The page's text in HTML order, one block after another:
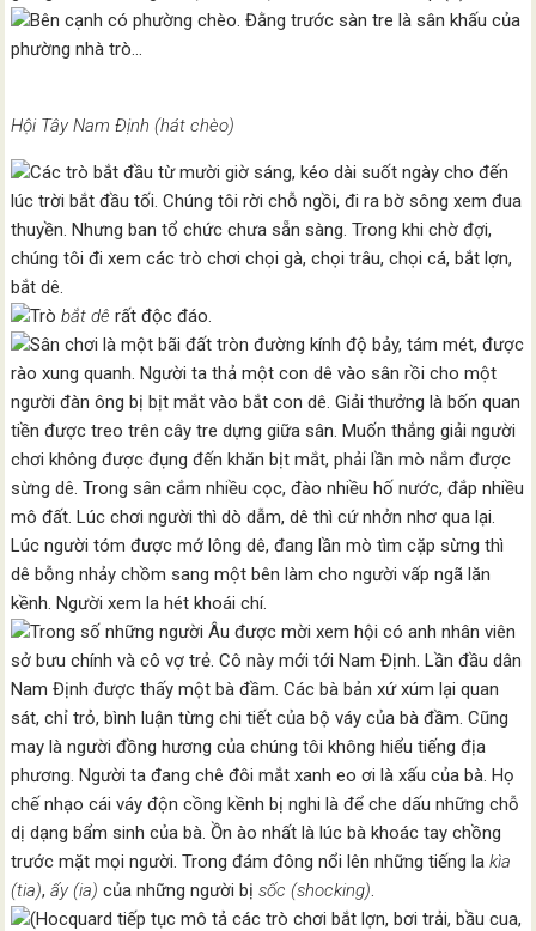
Bên cạnh có phường chèo. Đằng trước sàn tre là sân khấu của
phường nhà trò…
Hội Tây Nam Định (hát chèo)
Các trò bắt đầu từ mười giờ sáng, kéo dài suốt ngày cho đến
lúc trời bắt đầu tối. Chúng tôi rời chỗ ngồi, đi ra bờ sông xem đua
thuyền. Nhưng ban tổ chức chưa sẵn sàng. Trong khi chờ đợi,
chúng tôi đi xem các trò chơi chọi gà, chọi trâu, chọi cá, bắt lợn,
bắt dê.
Tròbắt dê rất độc đáo.
Sân chơi là một bãi đất tròn đường kính độ bảy, tám mét, được
rào xung quanh. Người ta thả một con dê vào sân rồi cho một
người đàn ông bị bịt mắt vào bắt con dê. Giải thưởng là bốn quan
tiền được treo trên cây tre dựng giữa sân. Muốn thắng giải người
chơi không được đụng đến khăn bịt mắt, phải lần mò nắm được
sừng dê. Trong sân cắm nhiều cọc, đào nhiều hố nước, đắp nhiều
mô đất. Lúc chơi người thì dò dẫm, dê thì cứ nhởn nhơ qua lại.
Lúc người tóm được mớ lông dê, đang lần mò tìm cặp sừng thì
dê bỗng nhảy chồm sang một bên làm cho người vấp ngã lăn
kềnh. Người xem la hét khoái chí.
Trong số những người Âu được mời xem hội có anh nhân viên
sở bưu chính và cô vợ trẻ. Cô này mới tới Nam Định. Lần đầu dân
Nam Định được thấy một bà đầm. Các bà bản xứ xúm lại quan
sát, chỉ trỏ, bình luận từng chi tiết của bộ váy của bà đầm. Cũng
may là người đồng hương của chúng tôi không hiểu tiếng địa
phương. Người ta đang chê đôi mắt xanh eo ơi là xấu của bà. Họ
chế nhạo cái váy độn cồng kềnh bị nghi là để che dấu những chỗ
dị dạng bẩm sinh của bà. Ồn ào nhất là lúc bà khoác tay chồng
trước mặt mọi người. Trong đám đông nổi lên những tiếng lakìa
(tia),ấy (ia) của những người bịsốc (shocking).
(Hocquard tiếp tục mô tả các trò chơi bắt lợn, bơi trải, bầu cua,